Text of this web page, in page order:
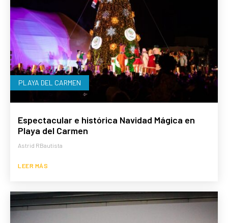
PLAYA DEL CARMEN
Espectacular e histórica Navidad Mágica en
Playa del Carmen
Astrid RBautista
LEER MÁS